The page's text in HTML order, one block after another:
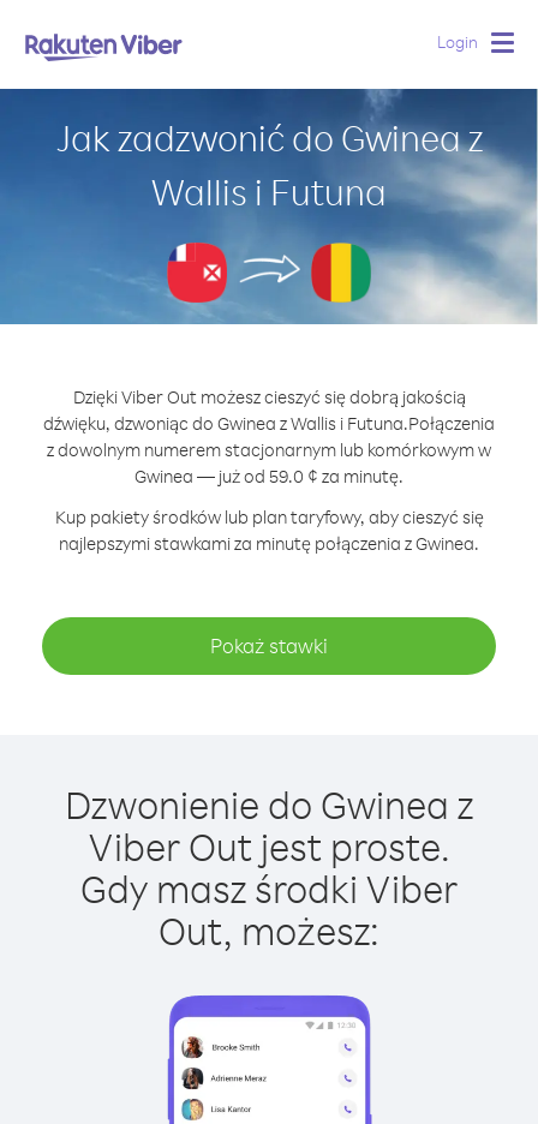
Login
Jak zadzwonić do Gwinea z
Wallis i Futuna
Dzięki Viber Out możesz cieszyć się dobrą jakością
dźwięku, dzwoniąc do Gwinea z Wallis i Futuna.Połączenia
z dowolnym numerem stacjonarnym lub komórkowym w
Gwinea — już od 59.0 ¢ za minutę.
Kup pakiety środków lub plan taryfowy, aby cieszyć się
najlepszymi stawkami za minutę połączenia z Gwinea.
Pokaż stawki
Dzwonienie do Gwinea z
Viber Out jest proste.
Gdy masz środki Viber
Out, możesz: